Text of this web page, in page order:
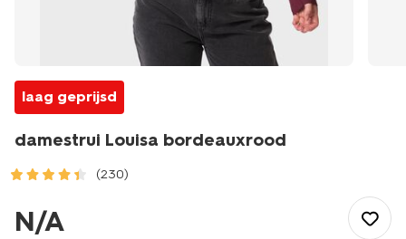
laag geprijsd
damestrui Louisa bordeauxrood
(230)
louisa-
bordeauxrood-
N/A